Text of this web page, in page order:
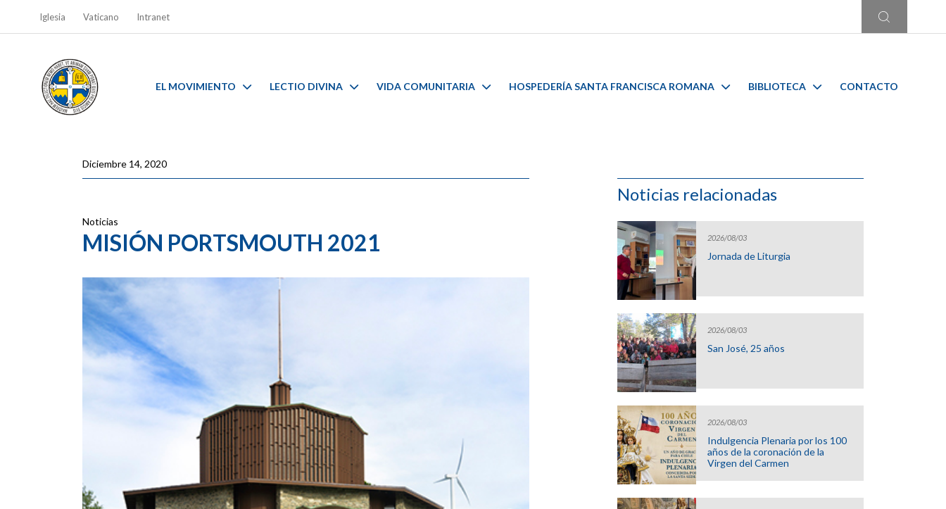
Iglesia Vaticano Intranet
EL MOVIMIENTO LECTIO DIVINA VIDA COMUNITARIA HOSPEDERÍA SANTA FRANCISCA ROMANA BIBLIOTECA CONTACTO
Diciembre 14, 2020
Noticias
MISIÓN PORTSMOUTH 2021
Noticias relacionadas
2026/08/03
Jornada de Liturgia
2026/08/03
San José, 25 años
2026/08/03
Indulgencia Plenaria por los 100
años de la coronación de la
Virgen del Carmen